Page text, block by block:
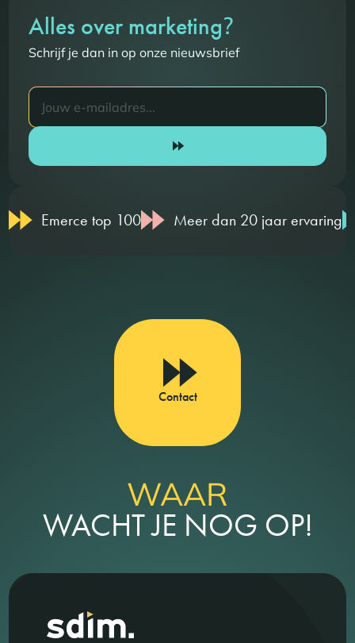
Alles over marketing?
Schrijf je dan in op onze nieuwsbrief
Emerce top 100 Meer dan 20 jaar ervaring
Contact
WAAR
WACHT JE NOG OP!